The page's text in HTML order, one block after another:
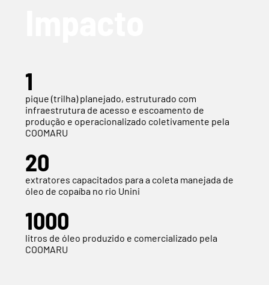
1
pique (trilha) planejado, estruturado com
infraestrutura de acesso e escoamento de
produção e operacionalizado coletivamente pela
COOMARU
20
extratores capacitados para a coleta manejada de
óleo de copaíba no rio Unini
1000
litros de óleo produzido e comercializado pela
COOMARU